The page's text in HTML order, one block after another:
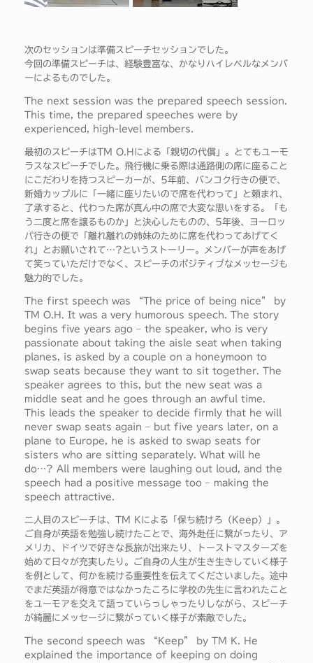
次のセッションは準備スピーチセッションでした。
今回の準備スピーチは、経験豊富な、かなりハイレベルなメンバ
ーによるものでした。
The next session was the prepared speech session.
This time, the prepared speeches were by
experienced, high-level members.
最初のスピーチはTM O.Hによる「親切の代償」。とてもユーモ
ラスなスピーチでした。飛行機に乗る際は通路側の席に座ること
にこだわりを持つスピーカーが、5年前、バンコク行きの便で、
新婚カップルに「一緒に座りたいので席を代わって」と頼まれ、
了承すると、代わった席が真ん中の席で大変な思いをする。「も
う二度と席を譲るものか」と決心したものの、5年後、ヨーロッ
パ行きの便で「離れ離れの姉妹のために席を代わってあげてく
れ」とお願いされて…?というストーリー。メンバーが声をあげ
て笑っていただけでなく、スピーチのポジティブなメッセージも
魅力的でした。
The first speech was “The price of being nice” by
TM O.H. It was a very humorous speech. The story
begins five years ago – the speaker, who is very
passionate about taking the aisle seat when taking
planes, is asked by a couple on a honeymoon to
swap seats because they want to sit together. The
speaker agrees to this, but the new seat was a
middle seat and he goes through an awful time.
This leads the speaker to decide firmly that he will
never swap seats again – but five years later, on a
plane to Europe, he is asked to swap seats for
sisters who are sitting separately. What will he
do…? All members were laughing out loud, and the
speech had a positive message too – making the
speech attractive.
二人目のスピーチは、TM Kによる「保ち続けろ（Keep）」。
ご自身が英語を勉強し続けたことで、海外赴任に繋がったり、ア
メリカ、ドイツで好きな長旅が出来たり、トーストマスターズを
始めて日々が充実したり。ご自身の人生が生き生きしていく様子
を例として、何かを続ける重要性を伝えてくださいました。途中
でまだ英語が得意ではなかったころに学校の先生に言われたこと
をユーモアを交えて語っていらっしゃったりしながら、スピーチ
が綺麗にメッセージに繋がっていく様子が素敵でした。
The second speech was “Keep” by TM K. He
explained the importance of keeping on doing